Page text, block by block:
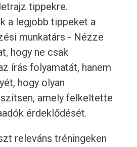
tippekre.
a legjobb tippeket a
munkatárs - Nézze
hogy ne csak
írás folyamatát, hanem
hogy olyan
amely felkeltette
érdeklődését.
releváns tréningeken